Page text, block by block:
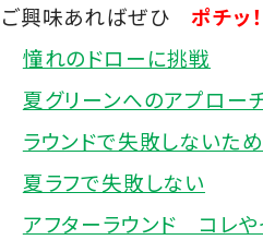
ご興味あればぜひポチッ！
憧れのドローに挑戦
夏グリーンへのアプロー
ラウンドで失敗しないた
夏ラフで失敗しない
アフターラウンド コレや